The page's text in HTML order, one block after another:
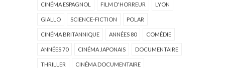
CINÉMA ESPAGNOL FILM D'HORREUR LYON
GIALLO SCIENCE-FICTION POLAR
CINÉMA BRITANNIQUE ANNÉES 80 COMÉDIE
ANNÉES 70 CINÉMA JAPONAIS DOCUMENTAIRE
THRILLER CINÉMA DOCUMENTAIRE